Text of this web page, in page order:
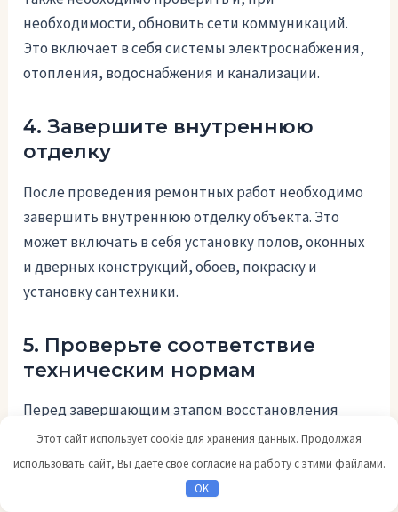
необходимости, обновить сети коммуникаций.
Это включает в себя системы электроснабжения,
отопления, водоснабжения и канализации.
4. Завершите внутреннюю
отделку
После проведения ремонтных работ необходимо
завершить внутреннюю отделку объекта. Это
может включать в себя установку полов, оконных
и дверных конструкций, обоев, покраску и
установку сантехники.
5. Проверьте соответствие
техническим нормам
Перед завершающим этапом восстановления
объекта, необходимо проверить его соответствие
техническим нормам и требованиям
безопасности. Это включает проверку
Этот сайт использует cookie для хранения данных. Продолжая
использовать сайт, Вы даете свое согласие на работу с этими файлами.
OK